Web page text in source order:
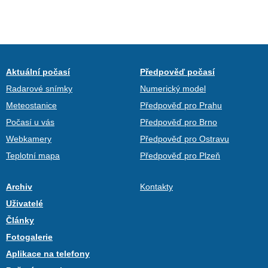
Aktuální počasí
Radarové snímky
Meteostanice
Počasí u vás
Webkamery
Teplotní mapa
Předpověď počasí
Numerický model
Předpověď pro Prahu
Předpověď pro Brno
Předpověď pro Ostravu
Předpověď pro Plzeň
Archiv
Uživatelé
Články
Fotogalerie
Aplikace na telefony
Kontakty